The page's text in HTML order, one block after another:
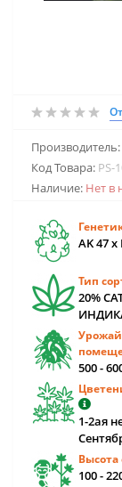
Производитель:
Код Товара: PS-
Наличие: Нет в
AK 47
Тип
20%
500 -
1-2ая
100 -